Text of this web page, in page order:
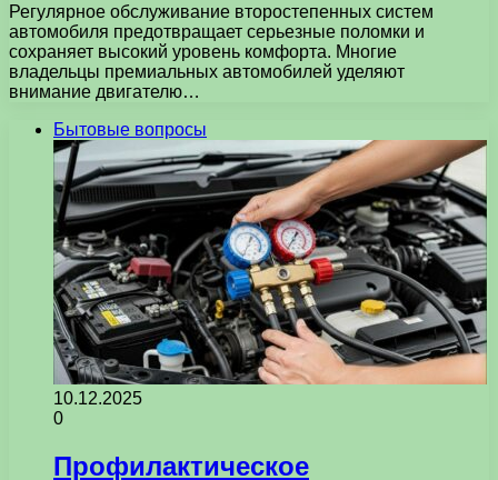
Регулярное обслуживание второстепенных систем
автомобиля предотвращает серьезные поломки и
сохраняет высокий уровень комфорта. Многие
владельцы премиальных автомобилей уделяют
внимание двигателю…
Бытовые вопросы
10.12.2025
0
Профилактическое